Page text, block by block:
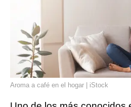
Aroma a café en el hogar | iStock